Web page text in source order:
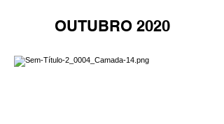
OUTUBRO 2020